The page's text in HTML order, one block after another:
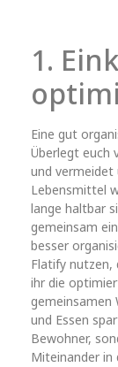
1.
Eine gut
Überlegt euch
und vermeidet
Lebensmittel
lange haltbar
gemeinsam
besser
Flatify nutzen,
ihr die
gemeinsamen
und Essen
Bewohner,
Miteinander in